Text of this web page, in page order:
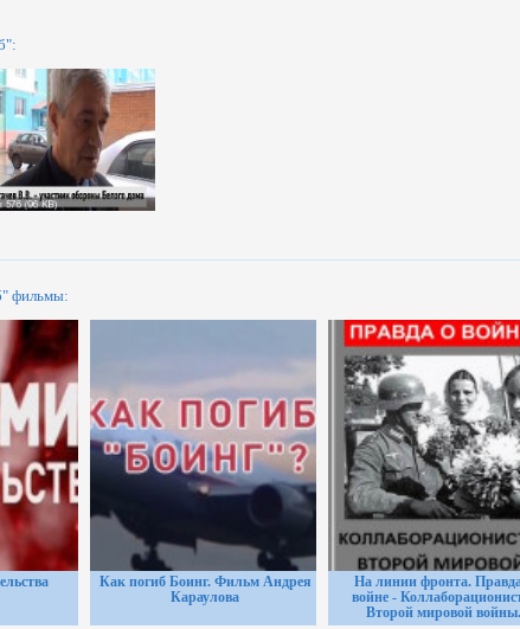
фильмы:
Как погиб Боинг. Фильм Андрея
Караулова
На линии фронта.
войне -
Второй мировой войны.